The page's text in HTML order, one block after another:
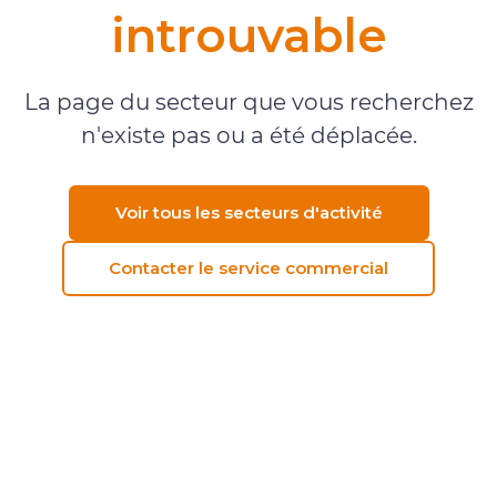
introuvable
La page du secteur que vous recherchez
n'existe pas ou a été déplacée.
Voir tous les secteurs d'activité
Contacter le service commercial